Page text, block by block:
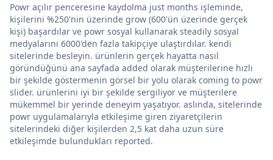
Powr açılır penceresine kaydolma just months işleminde,
kişilerini %250'nin üzerinde grow (600'ün üzerinde gerçek
kişi) başardılar ve powr sosyal kullanarak steadily sosyal
medyalarını 6000'den fazla takipçiye ulaştırdılar. kendi
sitelerinde besleyin. ürünlerin gerçek hayatta nasıl
göründüğünü ana sayfada added olarak müşterilerine hızlı
bir şekilde göstermenin görsel bir yolu olarak coming to powr
slider. ürünlerini iyi bir şekilde sergiliyor ve müşterilere
mükemmel bir yerinde deneyim yaşatıyor. aslında, sitelerinde
powr uygulamalarıyla etkileşime giren ziyaretçilerin
sitelerindeki diğer kişilerden 2,5 kat daha uzun süre
etkileşimde bulundukları reported.